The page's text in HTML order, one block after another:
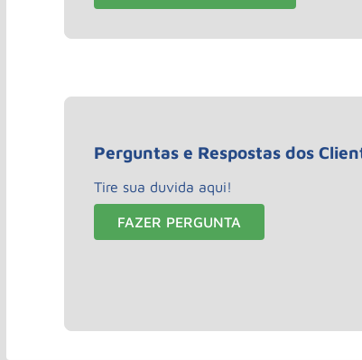
Perguntas e Respostas dos
Tire sua duvida aqui!
FAZER PERGUNTA